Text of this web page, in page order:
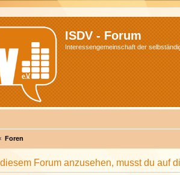
ISDV - Forum
Interessengemeinschaft der
Foren
Forum anzusehen, musst du auf